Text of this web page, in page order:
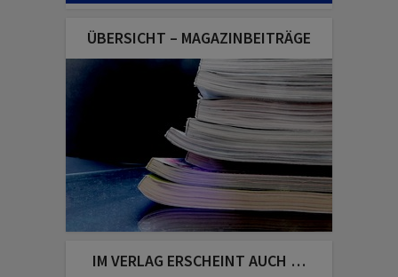
ÜBERSICHT – MAGAZINBEITRÄGE
IM VERLAG ERSCHEINT AUCH …